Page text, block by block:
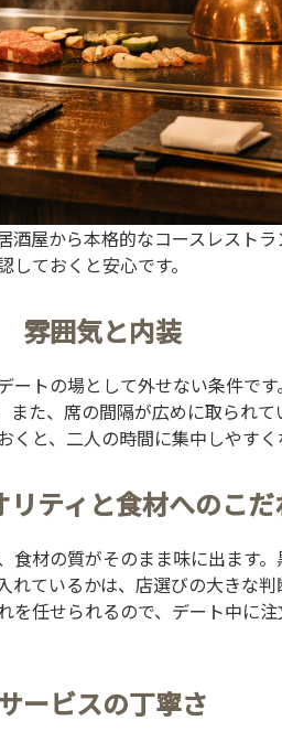
酒屋から本格的なコースレスト
ておくと安心です。
雰囲気と内装
ートの場として外せない条件で
た、席の間隔が広めに取られ
と、二人の時間に集中しやすく
ティと食材へのこだ
食材の質がそのまま味に出ます
れているかは、店選びの大きな
を任せられるので、デート中に
ービスの丁寧さ